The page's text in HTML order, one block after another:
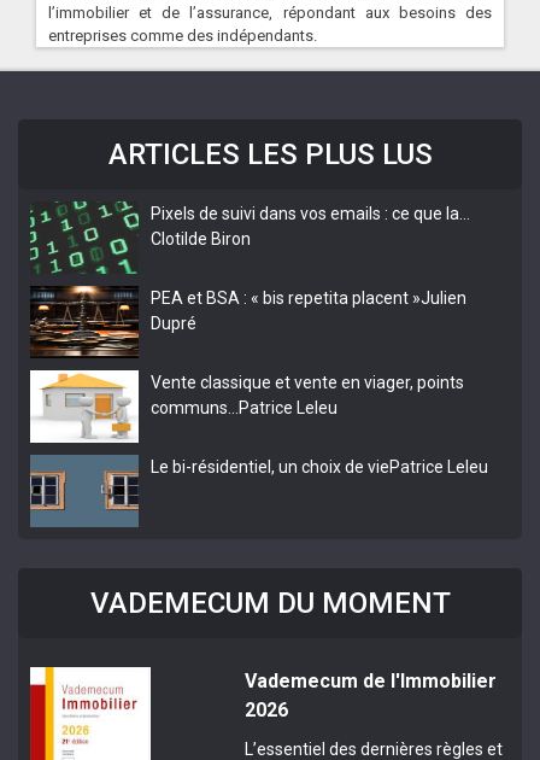
l’immobilier et de l’assurance, répondant aux besoins des
entreprises comme des indépendants.
ARTICLES LES PLUS LUS
Pixels de suivi dans vos emails : ce que la…
Clotilde Biron
PEA et BSA : « bis repetita placent »Julien
Dupré
Vente classique et vente en viager, points
communs…
Patrice Leleu
Le bi-résidentiel, un choix de viePatrice Leleu
VADEMECUM DU MOMENT
Vademecum de l'Immobilier
2026
L’essentiel des dernières règles et